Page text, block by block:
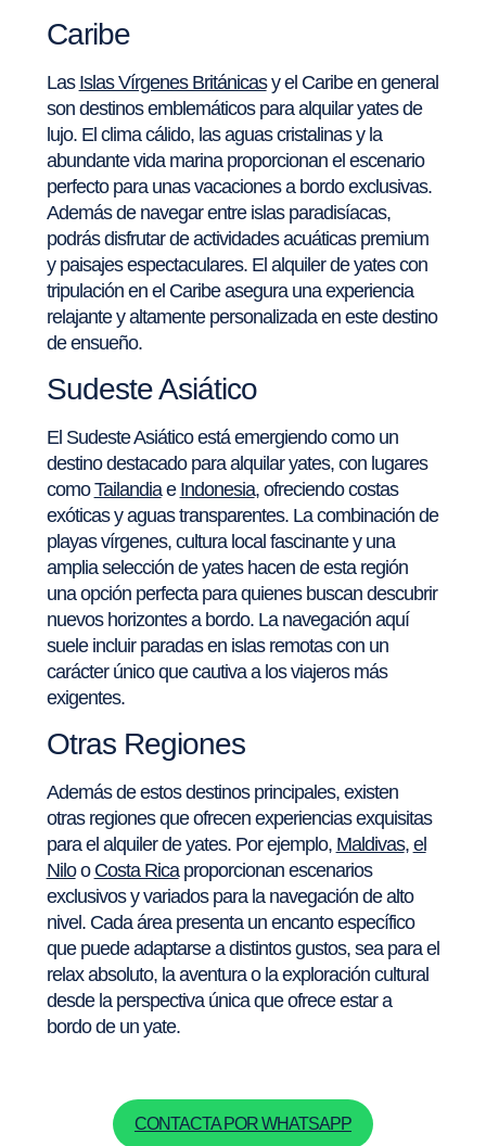
Caribe
Las Islas Vírgenes Británicasy el Caribe en general
son destinos emblemáticos para alquilar yates de
lujo. El clima cálido, las aguas cristalinas y la
abundante vida marina proporcionan el escenario
perfecto para unas vacaciones a bordo exclusivas.
Además de navegar entre islas paradisíacas,
podrás disfrutar de actividades acuáticas premium
y paisajes espectaculares. El alquiler de yates con
tripulación en el Caribe asegura una experiencia
relajante y altamente personalizada en este destino
de ensueño.
Sudeste Asiático
El Sudeste Asiático está emergiendo como un
destino destacado para alquilar yates, con lugares
comoTailandiae Indonesia, ofreciendo costas
exóticas y aguas transparentes. La combinación de
playas vírgenes, cultura local fascinante y una
amplia selección de yates hacen de esta región
una opción perfecta para quienes buscan descubrir
nuevos horizontes a bordo. La navegación aquí
suele incluir paradas en islas remotas con un
carácter único que cautiva a los viajeros más
exigentes.
Otras Regiones
Además de estos destinos principales, existen
otras regiones que ofrecen experiencias exquisitas
para el alquiler de yates. Por ejemplo, Maldivas, el
Niloo Costa Ricaproporcionan escenarios
exclusivos y variados para la navegación de alto
nivel. Cada área presenta un encanto específico
que puede adaptarse a distintos gustos, sea para el
relax absoluto, la aventura o la exploración cultural
desde la perspectiva única que ofrece estar a
bordo de un yate.
CONTACTA POR WHATSAPP